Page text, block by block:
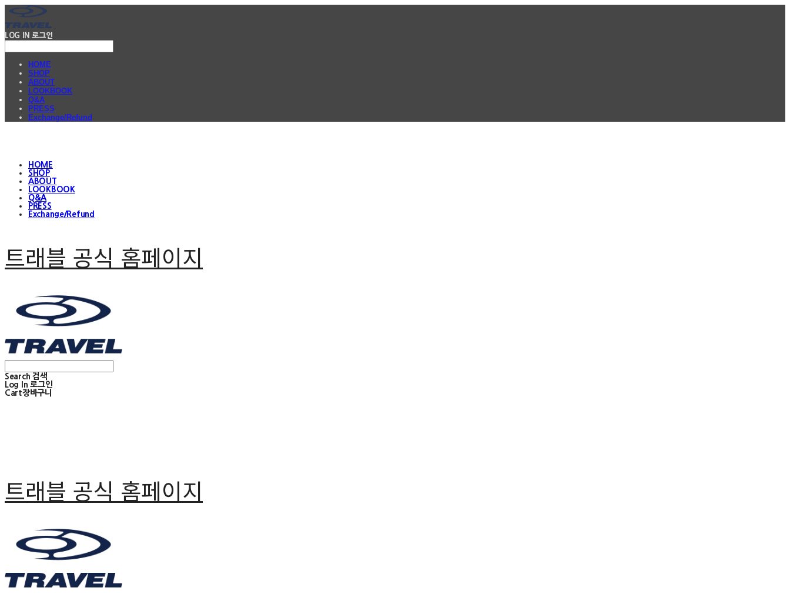
LOG IN 로그인
HOME
SHOP
ABOUT
LOOKBOOK
Q&A
PRESS
Exchange/Refund
HOME
SHOP
ABOUT
LOOKBOOK
Q&A
PRESS
Exchange/Refund
트래블 공식 홈페이지
Search 검색
Log In 로그인
Cart장바구니
트래블 공식 홈페이지